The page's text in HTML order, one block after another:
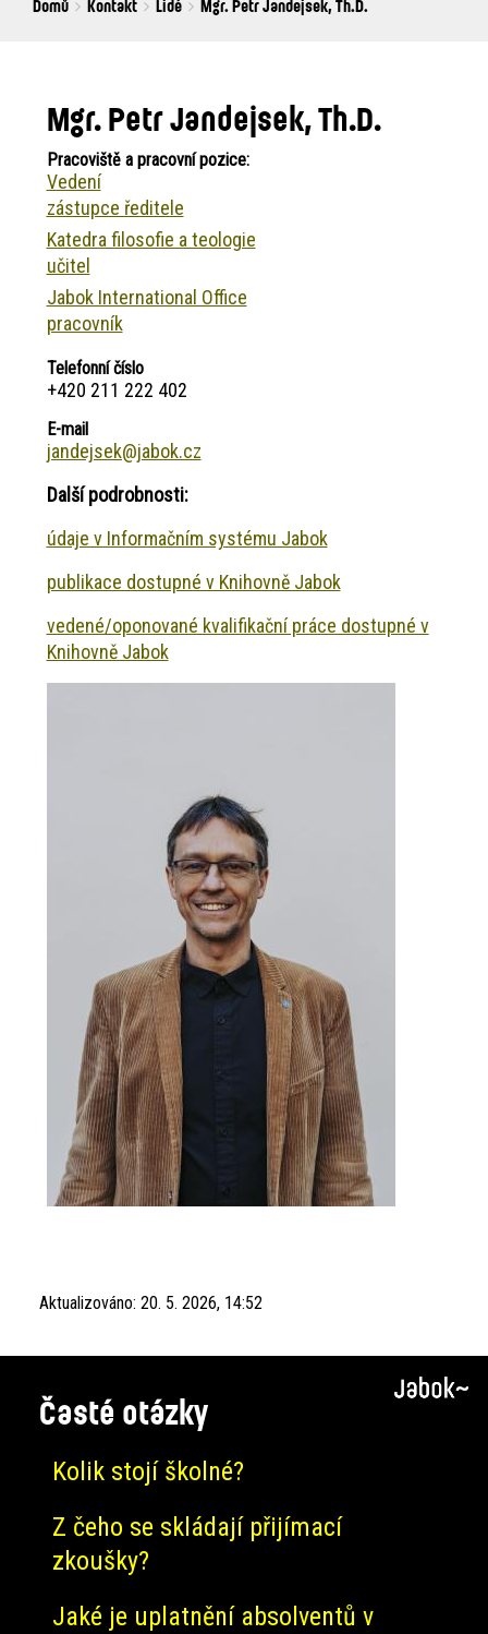
Breadcrumbs
You
Domů Kontakt Lidé Mgr. Petr Jandejsek, Th.D.
Mgr. Petr Jandejsek, Th.D.
Pracoviště a pracovní pozice:
Vedení
zástupce ředitele
Katedra filosofie a teologie
učitel
Jabok International Office
pracovník
Telefonní číslo
+420 211 222 402
E-mail
jandejsek@jabok.cz
Další podrobnosti:
údaje v Informačním systému Jabok
publikace dostupné v Knihovně Jabok
vedené/oponované kvalifikační práce dostupné v
Knihovně Jabok
Aktualizováno: 20. 5. 2026, 14:52
Časté otázky
Kolik stojí školné?
Z čeho se skládají přijímací
zkoušky?
Jaké je uplatnění absolventů v